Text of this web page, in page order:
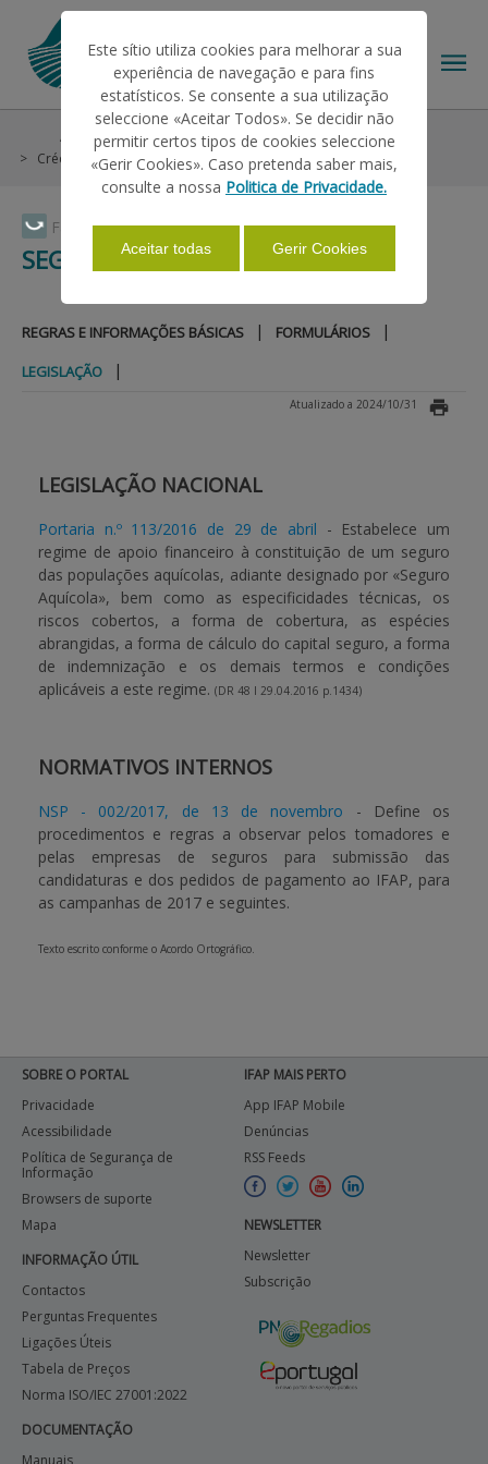
Faça Swipe para ver o menu
O IFAP
AJUDAS/APOIOS
INFORMAÇÕES
ESTATÍSTICAS
APOIO AO BENEFICIÁRIO
Entrar / Registar
Ajudas/Apoios Outras Ajudas
Histórico
Crédito e Seguros
Seguro Aquícola Legislação
SEGURO AQUÍCOLA
REGRAS E INFORMAÇÕES BÁSICAS | FORMULÁRIOS |
LEGISLAÇÃO |
Atualizado a 2024/10/31
LEGISLAÇÃO NACIONAL
Portaria n.º 113/2016 de 29 de abril - Estabelece um
regime de apoio financeiro à constituição de um seguro
das populações aquícolas, adiante designado por «Seguro
Aquícola», bem como as especificidades técnicas, os
riscos cobertos, a forma de cobertura, as espécies
abrangidas, a forma de cálculo do capital seguro, a forma
de indemnização e os demais termos e condições
aplicáveis a este regime. (DR 48 I 29.04.2016 p.1434)
NORMATIVOS INTERNOS
NSP - 002/2017, de 13 de novembro - Define os
procedimentos e regras a observar pelos tomadores e
pelas empresas de seguros para submissão das
candidaturas e dos pedidos de pagamento ao IFAP, para
as campanhas de 2017 e seguintes.
Texto escrito conforme o Acordo Ortográfico.
SOBRE O PORTAL
Privacidade
Acessibilidade
Política de Segurança de
Informação
Browsers de suporte
Mapa
INFORMAÇÃO ÚTIL
Contactos
Perguntas Frequentes
Ligações Úteis
Tabela de Preços
Norma ISO/IEC 27001:2022
DOCUMENTAÇÃO
Manuais
IFAP MAIS PERTO
App IFAP Mobile
Denúncias
RSS Feeds
NEWSLETTER
Newsletter
Subscrição
Este sítio utiliza cookies para melhorar a sua
experiência de navegação e para fins
estatísticos. Se consente a sua utilização
seleccione «Aceitar Todos». Se decidir não
permitir certos tipos de cookies seleccione
«Gerir Cookies». Caso pretenda saber mais,
consulte a nossa Politica de Privacidade.
Aceitar todas Gerir Cookies